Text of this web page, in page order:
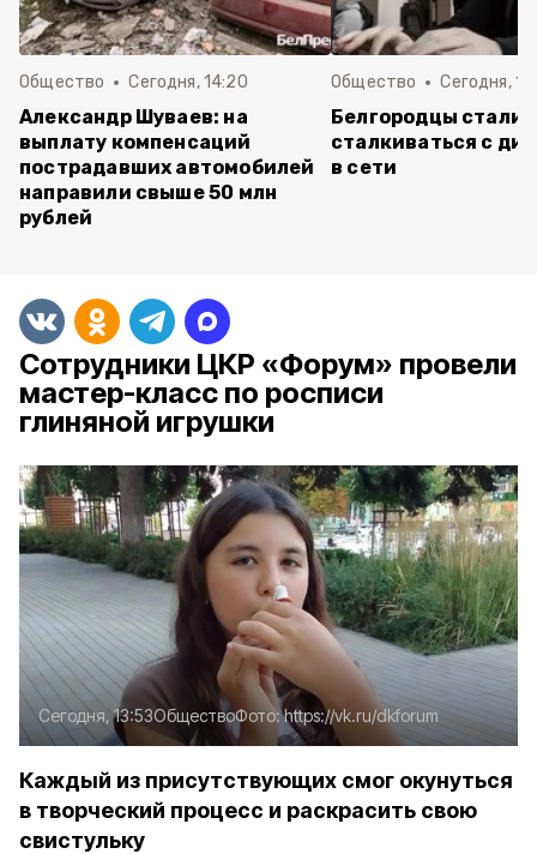
Общество Сегодня, 14:20
Александр Шуваев: на
выплату компенсаций
пострадавших автомобилей
направили свыше 50 млн
рублей
Общество Сегодня,
Белгородцы стали
сталкиваться с
в сети
Сотрудники ЦКР «Форум» провели
мастер-класс по росписи
глиняной игрушки
Сегодня, 13:53ОбществоФото:https://vk.ru/dkforum
Каждый из присутствующих смог окунуться
в творческий процесс и раскрасить свою
свистульку